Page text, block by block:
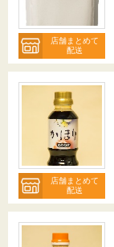
店舗まとめて
配送
店舗まとめて
配送